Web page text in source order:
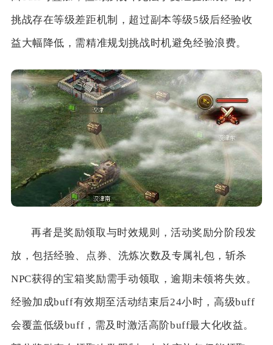
挑战存在等级差距机制，超过副本等级5级后经验收
益大幅降低，需精准规划挑战时机避免经验浪费。
再者是奖励领取与时效规则，活动奖励分阶段发
放，包括经验、点券、洗炼次数及专属礼包，斩杀
NPC获得的宝箱奖励需手动领取，逾期未领将失效。
经验加成buff有效期至活动结束后24小时，高级buff
会覆盖低级buff，需及时激活高阶buff最大化收益。